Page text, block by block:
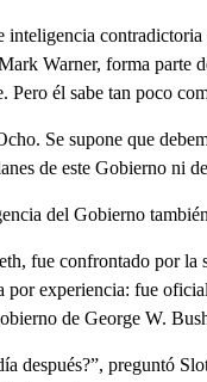
Warner, forma parte
Pero él sabe tan poco
Se supone que
de este Gobierno ni
del Gobierno
fue confrontado por
experiencia: fue
de George W.
después?”, preguntó